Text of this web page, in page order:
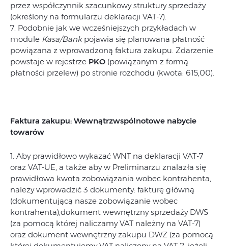
przez współczynnik szacunkowy struktury sprzedaży
(określony na formularzu deklaracji VAT-7).
7. Podobnie jak we wcześniejszych przykładach w
module Kasa/Bankpojawia się planowana płatność
powiązana z wprowadzoną faktura zakupu. Zdarzenie
powstaje w rejestrze PKO (powiązanym z formą
płatności przelew) po stronie rozchodu (kwota: 615,00).
Faktura zakupu: Wewnątrzwspólnotowe nabycie
towarów
1. Aby prawidłowo wykazać WNT na deklaracji VAT-7
oraz VAT-UE, a także aby w Preliminarzu znalazła się
prawidłowa kwota zobowiązania wobec kontrahenta,
należy wprowadzić 3 dokumenty: fakturę główną
(dokumentującą nasze zobowiązanie wobec
kontrahenta),dokument wewnętrzny sprzedaży DWS
(za pomocą której naliczamy VAT należny na VAT-7)
oraz dokument wewnętrzny zakupu DWZ (za pomocą